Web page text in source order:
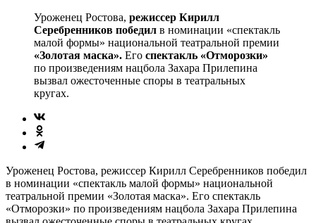
Уроженец Ростова, режиссер Кирилл
Серебренников победил в номинации «спектакль
малой формы» национальной театральной премии
«Золотая маска». Его спектакль «Отморозки»
по произведениям нацбола Захара Прилепина
вызвал ожесточенные споры в театральных
кругах.
Уроженец Ростова, режиссер Кирилл Серебренников победил
в номинации «спектакль малой формы» национальной
театральной премии «Золотая маска». Его спектакль
«Отморозки» по произведениям нацбола Захара Прилепина